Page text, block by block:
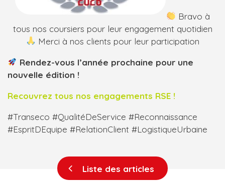
Bravo à
tous nos coursiers pour leur engagement quotidien
Merci à nos clients pour leur participation
Rendez-vous l’année prochaine pour une
nouvelle édition !
Recouvrez tous nos engagements RSE !
#Transeco #QualitéDeService #Reconnaissance
#EspritDEquipe #RelationClient #LogistiqueUrbaine
Liste des articles